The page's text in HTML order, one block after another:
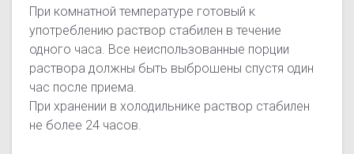
При комнатной температуре готовый к
употреблению раствор стабилен в течение
одного часа. Все неиспользованные порции
раствора должны быть выброшены спустя один
час после приема.
При хранении в холодильнике раствор стабилен
не более 24 часов.